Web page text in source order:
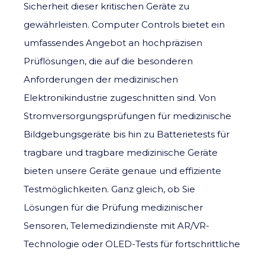
Sicherheit dieser kritischen Geräte zu
gewährleisten. Computer Controls bietet ein
umfassendes Angebot an hochpräzisen
Prüflösungen, die auf die besonderen
Anforderungen der medizinischen
Elektronikindustrie zugeschnitten sind. Von
Stromversorgungsprüfungen für medizinische
Bildgebungsgeräte bis hin zu Batterietests für
tragbare und tragbare medizinische Geräte
bieten unsere Geräte genaue und effiziente
Testmöglichkeiten. Ganz gleich, ob Sie
Lösungen für die Prüfung medizinischer
Sensoren, Telemedizindienste mit AR/VR-
Technologie oder OLED-Tests für fortschrittliche